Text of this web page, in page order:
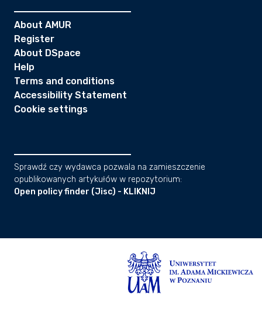
About AMUR
Register
About DSpace
Help
Terms and conditions
Accessibility Statement
Cookie settings
Sprawdź czy wydawca pozwala na zamieszczenie
opublikowanych artykułów w repozytorium:
Open policy finder (Jisc) - KLIKNIJ